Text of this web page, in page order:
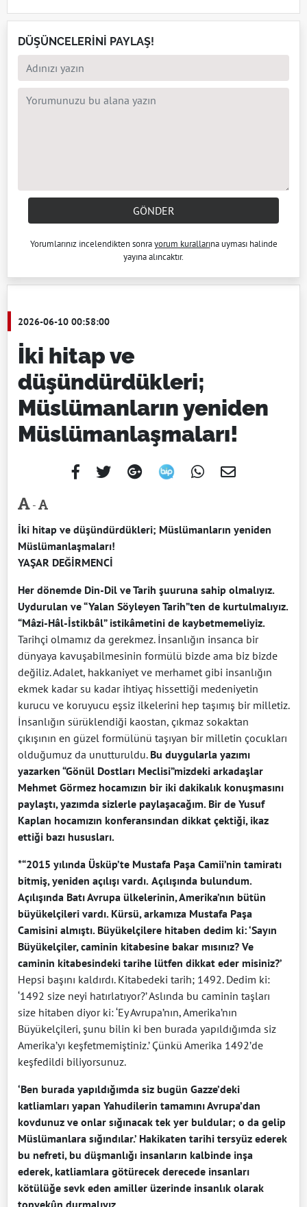
DÜŞÜNCELERİNİ PAYLAŞ!
GÖNDER
Yorumlarınız incelendikten sonrayorum kurallarına uyması halinde
yayına alıncaktır.
2026-06-10 00:58:00
İki hitap ve
düşündürdükleri;
Müslümanların yeniden
Müslümanlaşmaları!
-
İki hitap ve düşündürdükleri; Müslümanların yeniden
Müslümanlaşmaları!
YAŞAR DEĞİRMENCİ
Her dönemde Din-Dil ve Tarih şuuruna sahip olmalıyız.
Uydurulan ve “Yalan Söyleyen Tarih”ten de kurtulmalıyız.
“Mâzi-Hâl-İstikbâl” istikâmetini de kaybetmemeliyiz.
Tarihçi olmamız da gerekmez. İnsanlığın insanca bir
dünyaya kavuşabilmesinin formülü bizde ama biz bizde
değiliz. Adalet, hakkaniyet ve merhamet gibi insanlığın
ekmek kadar su kadar ihtiyaç hissettiği medeniyetin
kurucu ve koruyucu eşsiz ilkelerini hep taşımış bir milletiz.
İnsanlığın sürüklendiği kaostan, çıkmaz sokaktan
çıkışının en güzel formülünü taşıyan bir milletin çocukları
olduğumuz da unutturuldu. Bu duygularla yazımı
yazarken “Gönül Dostları Meclisi”mizdeki arkadaşlar
Mehmet Görmez hocamızın bir iki dakikalık konuşmasını
paylaştı, yazımda sizlerle paylaşacağım. Bir de Yusuf
Kaplan hocamızın konferansından dikkat çektiği, ikaz
ettiği bazı hususları.
*“2015 yılında Üsküp’te Mustafa Paşa Camii’nin tamiratı
bitmiş, yeniden açılışı vardı. Açılışında bulundum.
Açılışında Batı Avrupa ülkelerinin, Amerika’nın bütün
büyükelçileri vardı. Kürsü, arkamıza Mustafa Paşa
Camisini almıştı. Büyükelçilere hitaben dedim ki: ‘Sayın
Büyükelçiler, caminin kitabesine bakar mısınız? Ve
caminin kitabesindeki tarihe lütfen dikkat eder misiniz?’
Hepsi başını kaldırdı. Kitabedeki tarih; 1492. Dedim ki:
‘1492 size neyi hatırlatıyor?’ Aslında bu caminin taşları
size hitaben diyor ki: ‘Ey Avrupa’nın, Amerika’nın
Büyükelçileri, şunu bilin ki ben burada yapıldığımda siz
Amerika’yı keşfetmemiştiniz.’ Çünkü Amerika 1492’de
keşfedildi biliyorsunuz.
‘Ben burada yapıldığımda siz bugün Gazze’deki
katliamları yapan Yahudilerin tamamını Avrupa’dan
kovdunuz ve onlar sığınacak tek yer buldular; o da gelip
Müslümanlara sığındılar.’ ​Hakikaten tarihi tersyüz ederek
bu nefreti, bu düşmanlığı insanların kalbinde inşa
ederek, katliamlara götürecek derecede insanları
kötülüğe sevk eden amiller üzerinde insanlık olarak
topyekûn durmalıyız.